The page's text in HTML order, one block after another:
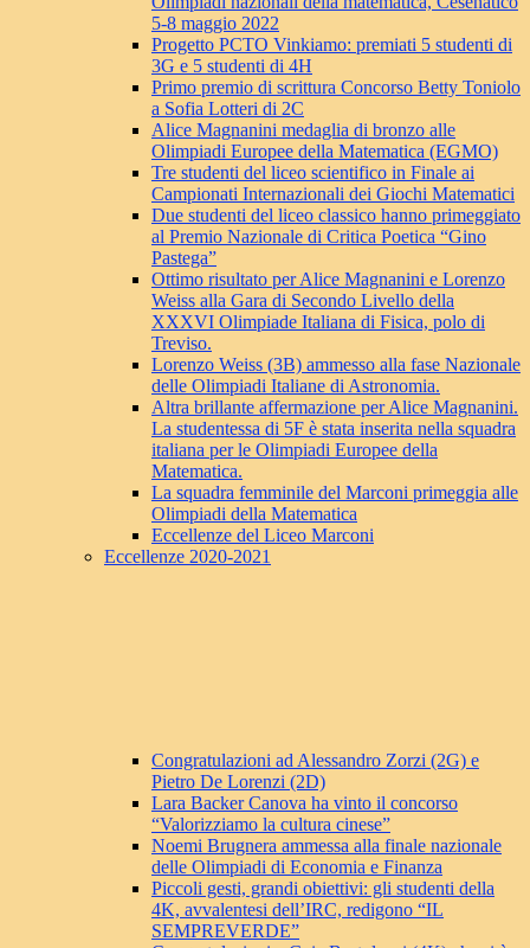
5-8 maggio 2022
Progetto PCTO Vinkiamo: premiati 5 studenti di
3G e 5 studenti di 4H
Primo premio di scrittura Concorso Betty Toniolo
a Sofia Lotteri di 2C
Alice Magnanini medaglia di bronzo alle
Olimpiadi Europee della Matematica (EGMO)
Tre studenti del liceo scientifico in Finale ai
Campionati Internazionali dei Giochi Matematici
Due studenti del liceo classico hanno primeggiato
al Premio Nazionale di Critica Poetica “Gino
Pastega”
Ottimo risultato per Alice Magnanini e Lorenzo
Weiss alla Gara di Secondo Livello della
XXXVI Olimpiade Italiana di Fisica, polo di
Treviso.
Lorenzo Weiss (3B) ammesso alla fase Nazionale
delle Olimpiadi Italiane di Astronomia.
Altra brillante affermazione per Alice Magnanini.
La studentessa di 5F è stata inserita nella squadra
italiana per le Olimpiadi Europee della
Matematica.
La squadra femminile del Marconi primeggia alle
Olimpiadi della Matematica
Eccellenze del Liceo Marconi
Eccellenze 2020-2021
Congratulazioni ad Alessandro Zorzi (2G) e
Pietro De Lorenzi (2D)
Lara Backer Canova ha vinto il concorso
“Valorizziamo la cultura cinese”
Noemi Brugnera ammessa alla finale nazionale
delle Olimpiadi di Economia e Finanza
Piccoli gesti, grandi obiettivi: gli studenti della
4K, avvalentesi dell’IRC, redigono “IL
SEMPREVERDE”